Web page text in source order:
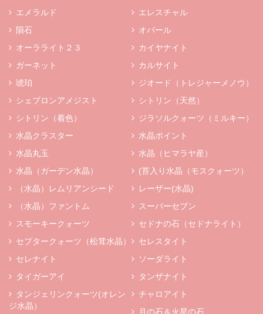
エメラルド
エレスチャル
隕石
オパール
オーラライト２３
カイヤナイト
ガーネット
カルサイト
琥珀
ジオード（トレジャーメノウ）
シェブロンアメジスト
シトリン（天然）
シトリン（着色）
ジラソルクォーツ（ミルキー）
水晶クラスター
水晶ポイント
水晶丸玉
水晶（ヒマラヤ産）
水晶（ガーデン水晶）
(苔入り水晶（モスクォーツ）
（水晶）レムリアンシード
レーザー(水晶)
（水晶）ファントム
スーパーセブン
スモーキークォーツ
セドナの石（セドナライト）
セプタークォーツ（松茸水晶）
セレスタイト
セレナイト
ソーダライト
タイガーアイ
タンザナイト
タンジェリンクォーツ(オレン
ジ水晶）
チャロアイト
月の石＆火星の石